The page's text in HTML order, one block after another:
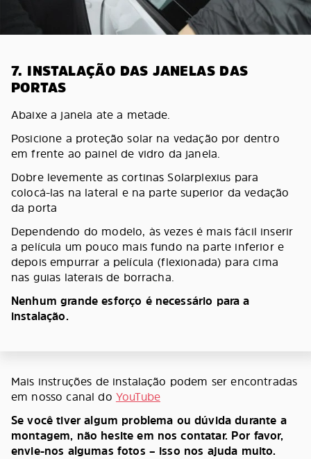
7. INSTALAÇÃO DAS JANELAS DAS
PORTAS
Abaixe a janela ate a metade.
Posicione a proteção solar na vedação por dentro
em frente ao painel de vidro da janela.
Dobre levemente as cortinas Solarplexius para
colocá-las na lateral e na parte superior da vedação
da porta
Dependendo do modelo, às vezes é mais fácil inserir
a película um pouco mais fundo na parte inferior e
depois empurrar a película (flexionada) para cima
nas guias laterais de borracha.
Nenhum grande esforço é necessário para a
instalação.
Mais instruções de instalação podem ser encontradas
em nosso canal do YouTube
Se você tiver algum problema ou dúvida durante a
montagem, não hesite em nos contatar. Por favor,
envie-nos algumas fotos – isso nos ajuda muito.